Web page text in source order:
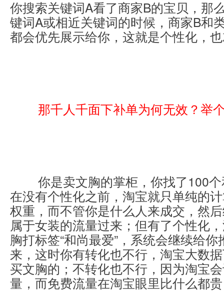
你搜索关键词A看了商家B的宝贝，那
键词A或相近关键词的时候，商家B和
都会优先展示给你，这就是个性化，
那千人千面下补单为何无效？举
在没有个性化之前，淘宝就只单纯的
权重，而不管你是什么人来成交，然
属于女装的流量过来；但有了个性化
胸打标签“和尚最爱”，系统会继续给
来，这时你有转化也不行，淘宝大数
买文胸的；不转化也不行，因为淘宝
量，而免费流量在淘宝眼里比什么都